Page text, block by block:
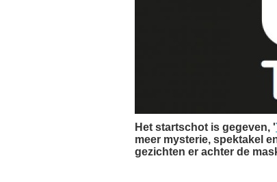
Het startschot is gegeven, '
meer mysterie, spektakel
gezichten er achter de